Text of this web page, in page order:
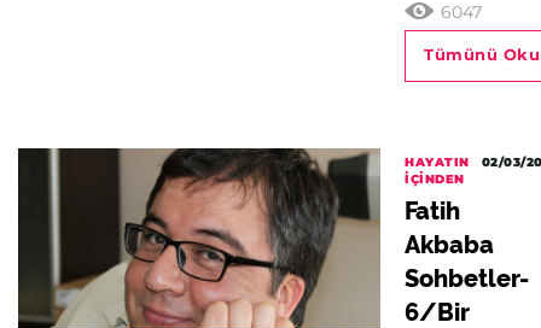
6047
Tümünü Oku
HAYATIN
İÇINDEN
02/03/
Fatih
Akbaba
Sohbetler-
6/Bir